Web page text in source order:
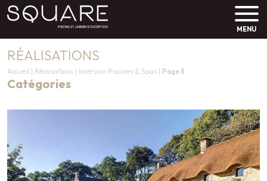
MENU
RÉALISATIONS
Accueil | Réalisations | Imersion Piscines & Spas | Page 8
Catégories